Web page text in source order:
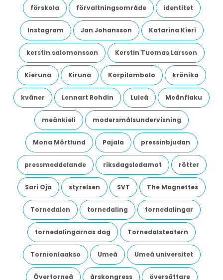
förskola förvaltningsområde identitet
Instagram Jan Johansson Katarina Kieri
kerstin salomonsson Kerstin Tuomas Larsson
Kieruna Kiruna Korpilombolo krönika
kväner Lennart Rohdin Luleå Meänflaku
meänkieli modersmålsundervisning
Mona Mörtlund Pajala pressinbjudan
pressmeddelande riksdagsledamot rötter
Sari Oja styrelsen SVT The Magnettes
Tornedalen tornedaling tornedalingar
tornedalingarnas dag Tornedalsteatern
Tornionlaakso Umeå Umeå universitet
Övertorneå årskongress översättare